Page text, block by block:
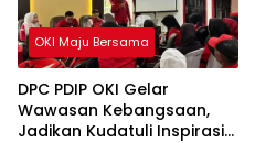
OKI Maju Bersama
DPC PDIP OKI Gelar
Wawasan Kebangsaan,
Jadikan Kudatuli Inspirasi